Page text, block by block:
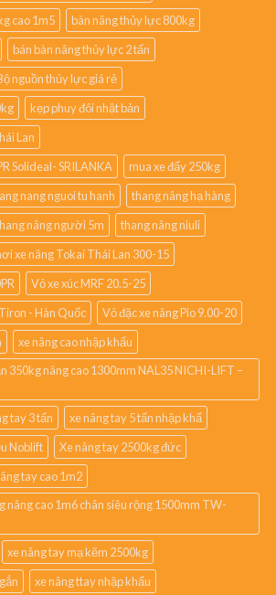
cao 1m5
bàn nâng thủy lực 800kg
bán bàn nâng thủy lực 2 tấn
nguồn thủy lực giá rẻ
kẹp phuy đôi nhật bản
Lan
Solideal- SRILANKA
mua xe đẩy 250kg
nang nguoi tu hanh
thang nâng hạ hàng
nâng người 5m
thang nâng niuli
xe nâng Tokai Thái Lan 300-15
Vỏ xe xúc MRF 20.5-25
- Hàn Quốc
Vỏ đặc xe nâng Pio 9.00-20
xe nâng cao nhập khẩu
350kg nâng cao 1300mm NAL35 NICHI-LIFT –
tay 3 tấn
xe nâng tay 5 tấn nhập khẩ
Noblift
Xe nâng tay 2500kg đức
tay cao 1m2
nâng cao 1m6 chân siêu rộng 1500mm TW-
xe nâng tay mạ kẽm 2500kg
xe nâng ttay nhập khẩu